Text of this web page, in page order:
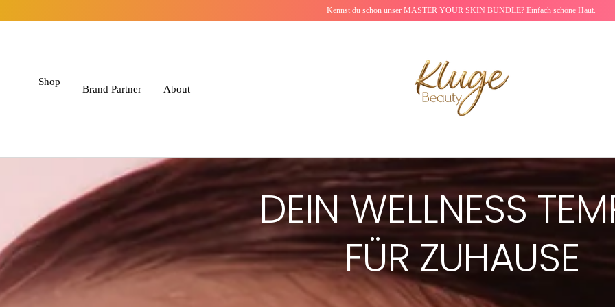
Direkt zum Inhalt
Kennst du schon unser MASTER YOUR SKIN BUNDLE? Einfach schöne Haut.
Shop
Brand Partner About
Kluge Beauty
DEIN WELLNESS
FÜR ZUHAUSE